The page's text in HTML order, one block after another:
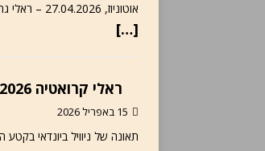
אוטוניוז, 27.04.2026 – ראלי גראן קנאריה, הסיבוב הרביעי באליפות העולם בראלי 2026, סיפק, כמרבית הראלים שקדמו לו,
[…]
ראלי קרואטיה 04/2026 / ביונדאי ניוויל שבר את המונופול של טויוטה – עד לתאונה
15 באפריל 2026
תאונה של ניוויל ביונדאי